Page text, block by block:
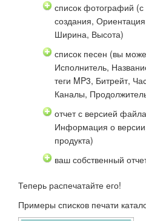
список фотографий
создания,
Ширина, Высота)
список песен (вы
Исполнитель,
теги MP3, Битрейт,
Каналы,
отчет с версией
Информация о
продукта)
ваш собственный
Теперь распечатайте его!
Примеры списков печати